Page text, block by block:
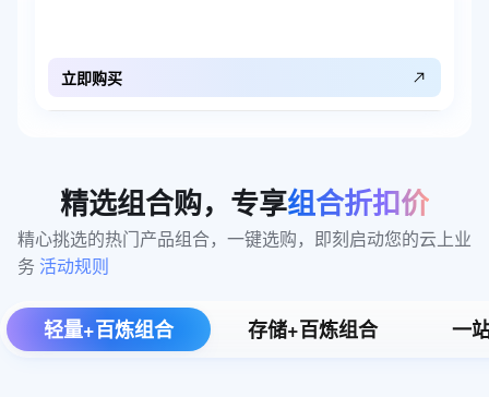
立即购买
精选组合购，专享组合折扣价
精心挑选的热门产品组合，一键选购，即刻启动您的云上业
务 活动规则
轻量+百炼组合 存储+百炼组合 一